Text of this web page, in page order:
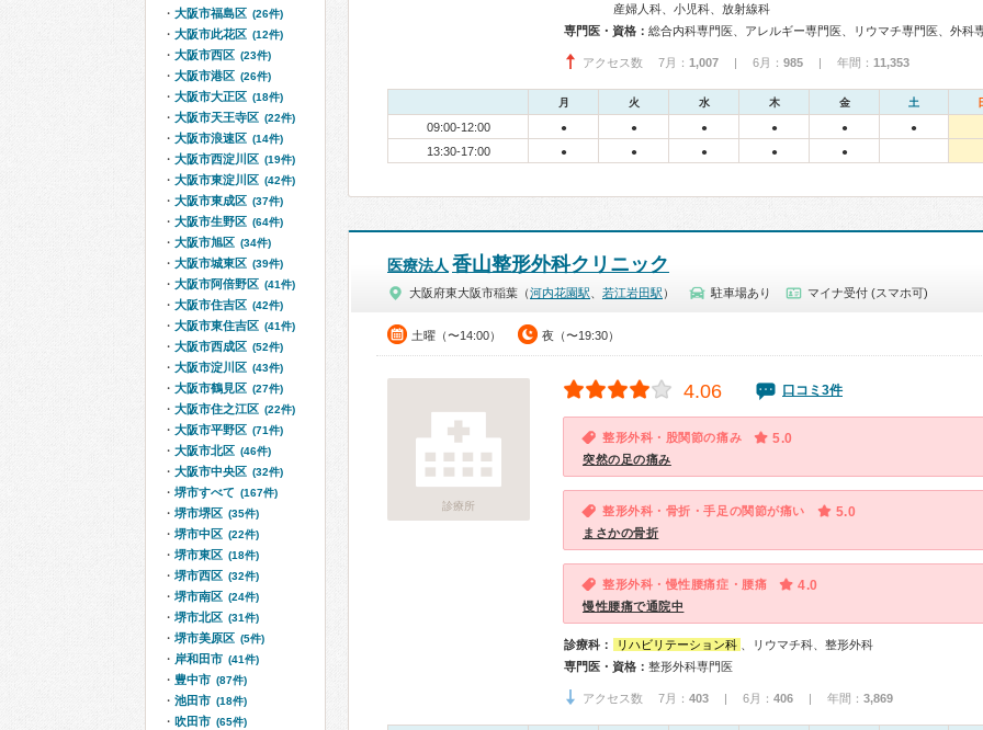
産婦人科、小児科、放射線科
専門医・資格：
アクセス数 7月： 1,007 | 6月： 985 | 年間： 11,353
月 火 水 木 金 土
09:00-12:00 ● ● ● ● ● ●
13:30-17:00 ● ● ● ● ●
医療法人 香山整形外科クリニック
大阪府東大阪市稲葉（河内花園駅 若江岩田駅 ） 駐車場あり マイナ受付 (スマホ可)
土曜（〜14:00） 夜（〜19:30）
診療所
4.06 口コミ3件
整形外科・股関節の痛み 5.0
突然の足の痛み
整形外科・骨折・手足の関節が痛い 5.0
まさかの骨折
整形外科・慢性腰痛症・腰痛 4.0
慢性腰痛で通院中
診療科： リハビリテーション科
、リウマチ科、整形外科
専門医・資格： 整形外科専門医
アクセス数 7月： 403 | 6月： 406 | 年間： 3,869
大阪市福島区 (26件)
大阪市此花区 (12件)
大阪市西区 (23件)
大阪市港区 (26件)
大阪市大正区 (18件)
大阪市天王寺区 (22件)
大阪市浪速区 (14件)
大阪市西淀川区 (19件)
大阪市東淀川区 (42件)
大阪市東成区 (37件)
大阪市生野区 (64件)
大阪市旭区 (34件)
大阪市城東区 (39件)
大阪市阿倍野区 (41件)
大阪市住吉区 (42件)
大阪市東住吉区 (41件)
大阪市西成区 (52件)
大阪市淀川区 (43件)
大阪市鶴見区 (27件)
大阪市住之江区 (22件)
大阪市平野区 (71件)
大阪市北区 (46件)
大阪市中央区 (32件)
堺市すべて (167件)
堺市堺区 (35件)
堺市中区 (22件)
堺市東区 (18件)
堺市西区 (32件)
堺市南区 (24件)
堺市北区 (31件)
堺市美原区 (5件)
岸和田市 (41件)
豊中市 (87件)
池田市 (18件)
吹田市 (65件)